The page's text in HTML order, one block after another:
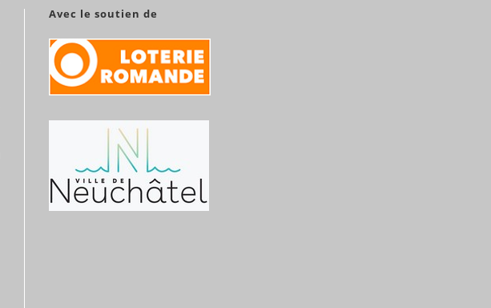
Avec le soutien de